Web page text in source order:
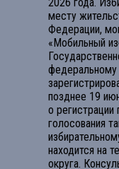
месту
Федерации,
«Мобильный
федеральному
позднее 19
о
голосования
находится на
округа.